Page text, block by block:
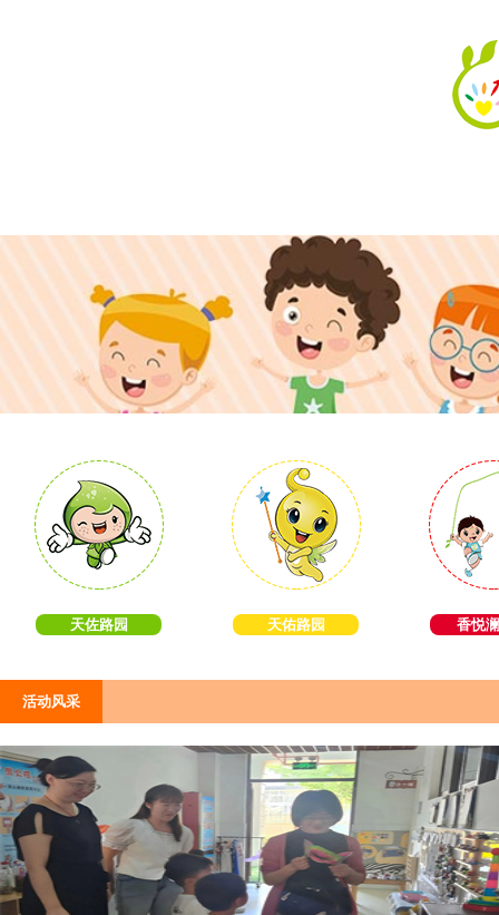
天佐路园 天佑路园 香悦
活动风采